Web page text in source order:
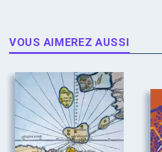
VOUS AIMEREZ AUSSI